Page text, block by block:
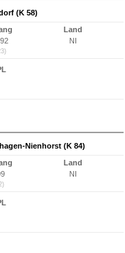
(K 58)
Land
NI
Nienhorst (K 84)
Land
NI